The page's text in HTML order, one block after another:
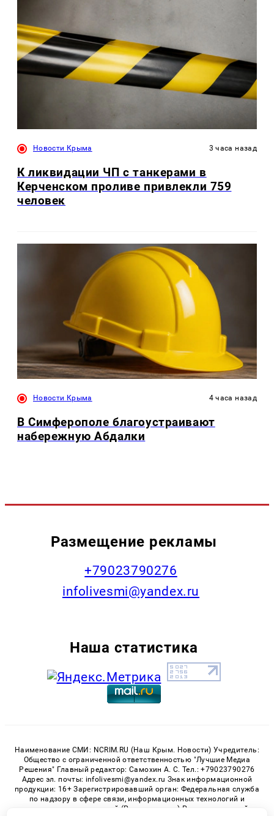
Новости Крыма 3 часа назад
К ликвидации ЧП с танкерами в
Керченском проливе привлекли 759
человек
Новости Крыма 4 часа назад
В Симферополе благоустраивают
набережную Абдалки
Размещение рекламы
+79023790276
infolivesmi@yandex.ru
Наша статистика
Наименование СМИ: NCRIM.RU (Наш Крым. Новости) Учредитель:
Общество с ограниченной ответственностью "Лучшие Медиа
Решения" Главный редактор: Самохин А. С. Тел.: +79023790276
Адрес эл. почты: infolivesmi@yandex.ru Знак информационной
продукции: 16+ Зарегистрировавший орган: Федеральная служба
по надзору в сфере связи, информационных технологий и
массовых коммуникаций (Роскомнадзор) Регистрационный